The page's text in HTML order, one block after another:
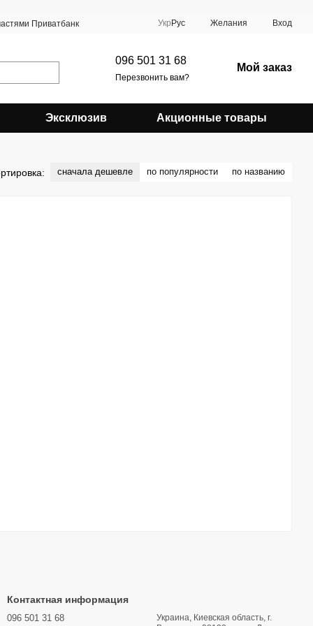
Приватбанк Укр Рус Желания Вход
096 501 31 68
Перезвонить вам?
Мой заказ
Эксклюзив Акционные товары
сначала дешевле по популярности по названию
Контактная информация
096 501 31 68
Украина, Киевская область, г.